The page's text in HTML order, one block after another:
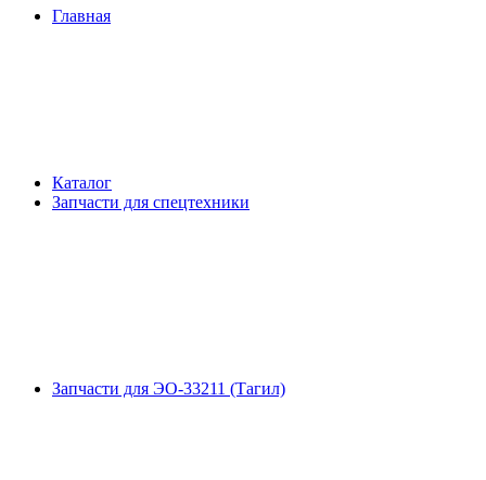
Главная
Каталог
Запчасти для спецтехники
Запчасти для ЭО-33211 (Тагил)